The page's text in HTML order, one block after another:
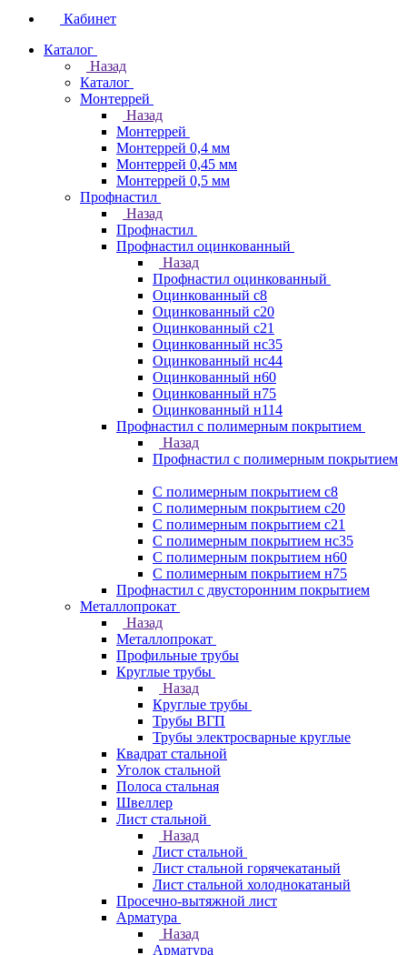
Кабинет
Каталог
Назад
Каталог
Монтеррей
Назад
Монтеррей
Монтеррей 0,4 мм
Монтеррей 0,45 мм
Монтеррей 0,5 мм
Профнастил
Назад
Профнастил
Профнастил оцинкованный
Назад
Профнастил оцинкованный
Оцинкованный с8
Оцинкованный с20
Оцинкованный с21
Оцинкованный нс35
Оцинкованный нс44
Оцинкованный н60
Оцинкованный н75
Оцинкованный н114
Профнастил с полимерным покрытием
Назад
Профнастил с полимерным покрытием
С полимерным покрытием с8
С полимерным покрытием с20
С полимерным покрытием с21
С полимерным покрытием нс35
С полимерным покрытием н60
С полимерным покрытием н75
Профнастил с двусторонним покрытием
Металлопрокат
Назад
Металлопрокат
Профильные трубы
Круглые трубы
Назад
Круглые трубы
Трубы ВГП
Трубы электросварные круглые
Квадрат стальной
Уголок стальной
Полоса стальная
Швеллер
Лист стальной
Назад
Лист стальной
Лист стальной горячекатаный
Лист стальной холоднокатаный
Просечно-вытяжной лист
Арматура
Назад
Арматура